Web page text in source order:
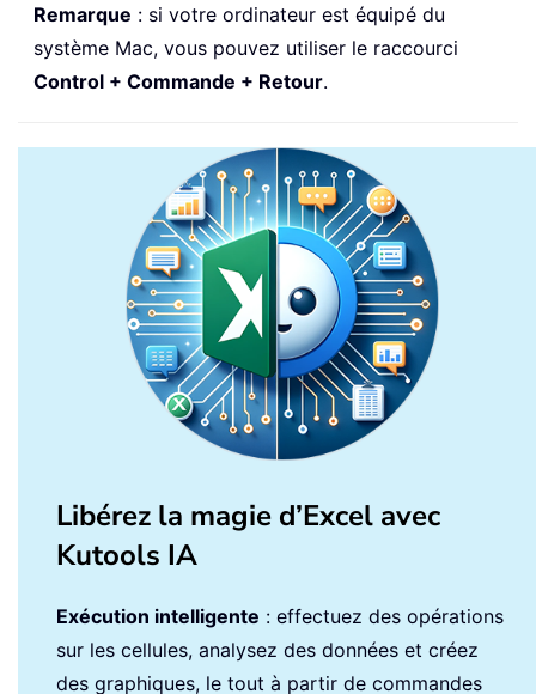
Remarque : si votre ordinateur est équipé du
système Mac, vous pouvez utiliser le raccourci
Control + Commande + Retour.
Libérez la magie d’Excel avec
Kutools IA
Exécution intelligente : effectuez des opérations
sur les cellules, analysez des données et créez
des graphiques, le tout à partir de commandes